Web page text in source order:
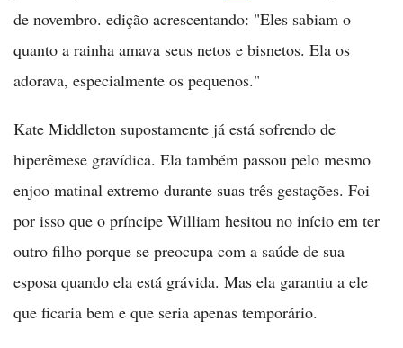
de novembro. edição acrescentando: "Eles sabiam o
quanto a rainha amava seus netos e bisnetos. Ela os
adorava, especialmente os pequenos."
Kate Middleton supostamente já está sofrendo de
hiperêmese gravídica. Ela também passou pelo mesmo
enjoo matinal extremo durante suas três gestações. Foi
por isso que o príncipe William hesitou no início em ter
outro filho porque se preocupa com a saúde de sua
esposa quando ela está grávida. Mas ela garantiu a ele
que ficaria bem e que seria apenas temporário.